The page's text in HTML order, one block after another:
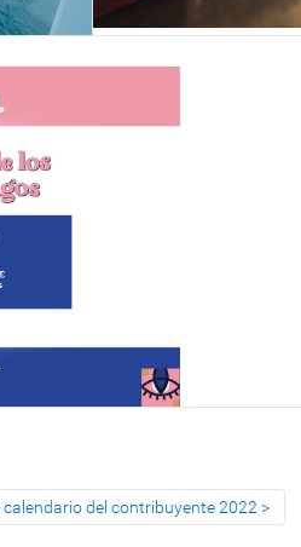
del contribuyente 2022